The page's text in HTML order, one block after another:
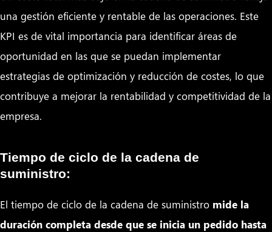
una gestión eficiente y rentable de las operaciones. Este
KPI es de vital importancia para identificar áreas de
oportunidad en las que se puedan implementar
estrategias de optimización y reducción de costes, lo que
contribuye a mejorar la rentabilidad y competitividad de la
empresa.
Tiempo de ciclo de la cadena de
suministro:
El tiempo de ciclo de la cadena de suministro mide la
duración completa desde que se inicia un pedido hasta